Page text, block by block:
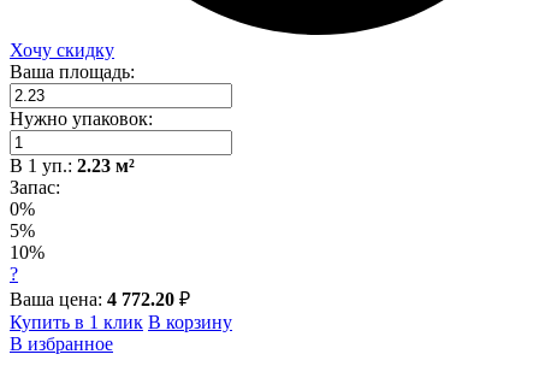
Хочу скидку
Ваша площадь:
Нужно упаковок:
В 1 уп.: 2.23 м²
Запас:
0%
5%
10%
?
Ваша цена: 4 772.20 ₽
Купить в 1 клик В корзину
В избранное